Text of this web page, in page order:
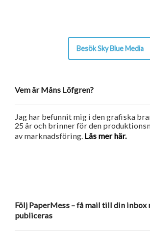
Besök Sky Blue Media
Vem är Måns Löfgren?
Jag har befunnit mig i den grafiska
25 år och brinner för den
av marknadsföring. Läs mer här.
Följ PaperMess – få mail till din inbox
publiceras